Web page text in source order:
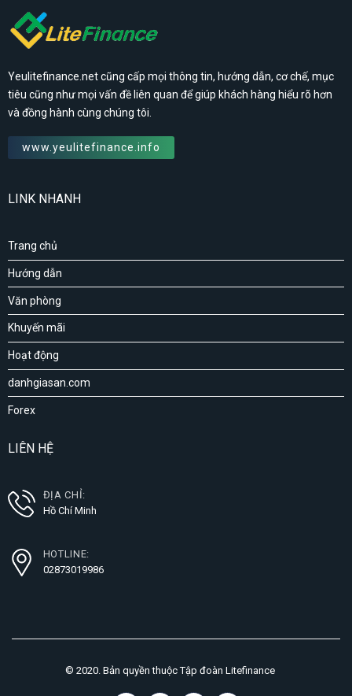
Yeulitefinance.net cũng cấp mọi thông tin, hướng dẫn, cơ chế, mục
tiêu cũng như mọi vấn đề liên quan để giúp khách hàng hiểu rõ hơn
và đồng hành cùng chúng tôi.
www.yeulitefinance.info
LINK NHANH
Trang chủ
Hướng dẫn
Văn phòng
Khuyến mãi
Hoạt động
danhgiasan.com
Forex
LIÊN HỆ
ĐỊA CHỈ:
Hồ Chí Minh
HOTLINE:
02873019986
© 2020. Bản quyền thuộc Tập đoàn Litefinance